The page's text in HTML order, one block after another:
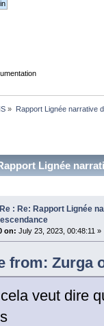
» Rapport Lignée narrative
Lignée
: Re: Rapport Lignée
on: July 23, 2023, 00:48:11 »
from: Zurga
veut dire